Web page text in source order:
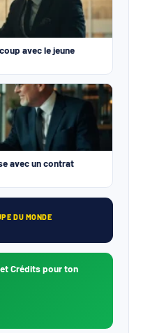
avec le jeune
avec un contrat
DU MONDE
Crédits pour ton